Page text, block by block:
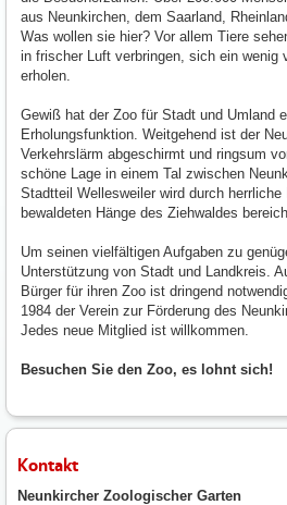
aus Neunkirchen, dem Saarland,
Was wollen sie hier? Vor allem Tiere
in frischer Luft verbringen, sich ein wenig
erholen.
Gewiß hat der Zoo für Stadt und Umland
Erholungsfunktion. Weitgehend ist der
Verkehrslärm abgeschirmt und ringsum
schöne Lage in einem Tal zwischen
Stadtteil Wellesweiler wird durch
bewaldeten Hänge des Ziehwaldes
Um seinen vielfältigen Aufgaben zu
Unterstützung von Stadt und Landkreis.
Bürger für ihren Zoo ist dringend
1984 der Verein zur Förderung des
Jedes neue Mitglied ist willkommen.
Besuchen Sie den Zoo, es lohnt sich!
Kontakt
Neunkircher Zoologischer Garten